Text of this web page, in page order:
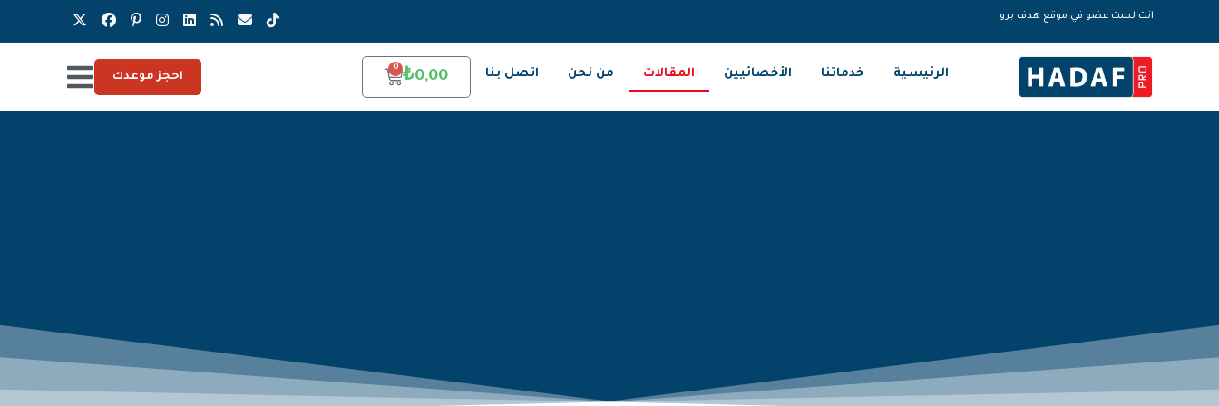
انت لست عضو في موقع هدف برو
الرئيسية خدماتنا الأخصائيين المقالات من نحن اتصل بنا ₺0,00
0
احجز موعدك